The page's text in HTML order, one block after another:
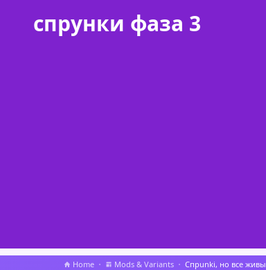
спрунки фаза 3
Home Mods & Variants Спрunki, но все живы